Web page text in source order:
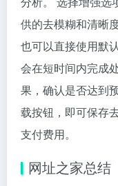
供的去模糊和清晰
也可以直接使用默
会在短时间内完成
果，确认是否达到
载按钮，即可保存
支付费用。
网址之家总结